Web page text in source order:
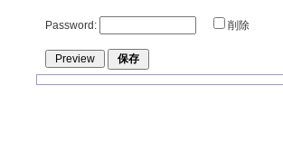
Password: 削除